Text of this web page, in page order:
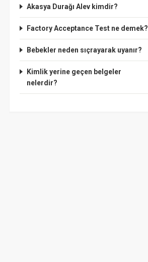
Akasya Durağı Alev kimdir?
Factory Acceptance Test ne demek?
Bebekler neden sıçrayarak uyanır?
Kimlik yerine geçen belgeler
nelerdir?